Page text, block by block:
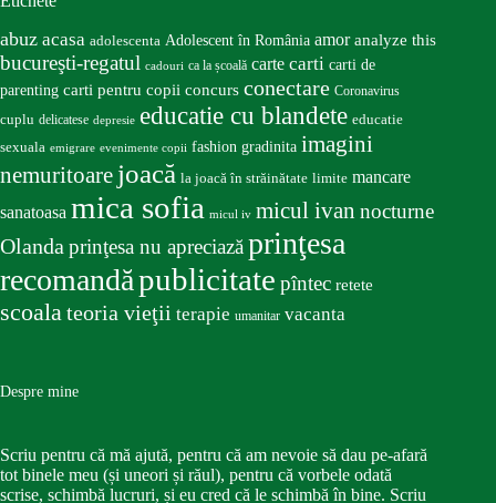
abuz acasa adolescenta Adolescent în România amor analyze this
bucureşti-regatul cadouri ca la școală carte carti carti de
parenting carti pentru copii concurs conectare Coronavirus
cuplu delicatese depresie educatie cu blandete educatie
sexuala emigrare evenimente copii fashion gradinita imagini
nemuritoare joacă la joacă în străinătate limite mancare
sanatoasa mica sofia micul iv micul ivan nocturne
Olandaprinţesa nu apreciazăprinţesa
recomandăpublicitate pîntec retete
scoalateoria vieţii terapie umanitar vacanta
Despre mine
Scriu pentru că mă ajută, pentru că am nevoie să dau pe-afară
tot binele meu (și uneori și răul), pentru că vorbele odată
scrise, schimbă lucruri, și eu cred că le schimbă în bine. Scriu